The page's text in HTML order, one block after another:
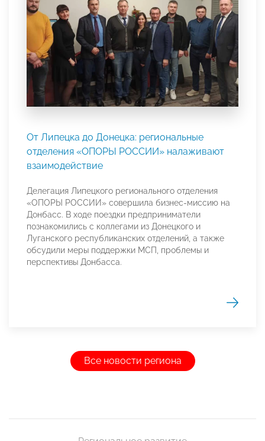
От Липецка до Донецка: региональные
отделения «ОПОРЫ РОССИИ» налаживают
взаимодействие
Делегация Липецкого регионального отделения
«ОПОРЫ РОССИИ» совершила бизнес-миссию на
Донбасс. В ходе поездки предприниматели
познакомились с коллегами из Донецкого и
Луганского республиканских отделений, а также
обсудили меры поддержки МСП, проблемы и
перспективы Донбасса.
Все новости региона